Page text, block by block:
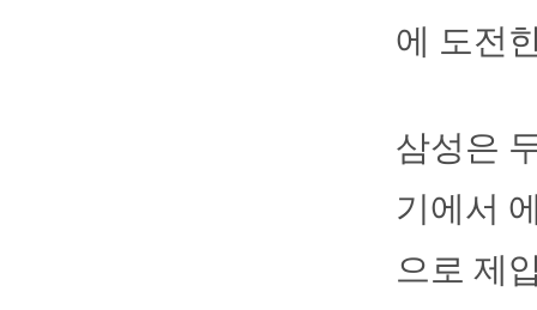
에 도전
삼성은
기에서
으로 제